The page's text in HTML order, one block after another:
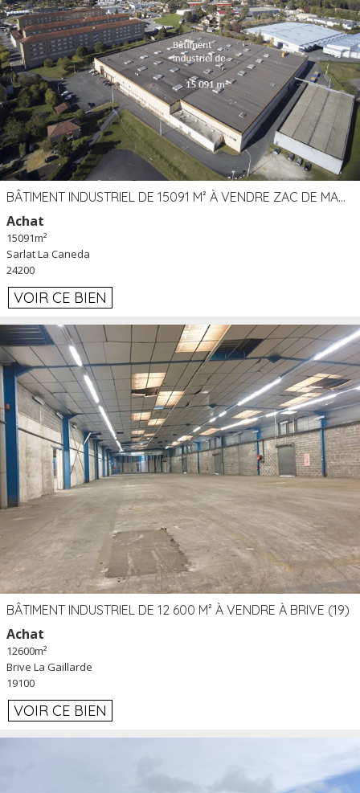
BÂTIMENT INDUSTRIEL DE 15091 M² À VENDRE ZAC DE MADRAZÈS À SARLAT (24)
Achat
15091m²
Sarlat La Caneda
24200
VOIR CE BIEN
BÂTIMENT INDUSTRIEL DE 12 600 M² À VENDRE À BRIVE (19)
Achat
12600m²
Brive La Gaillarde
19100
VOIR CE BIEN